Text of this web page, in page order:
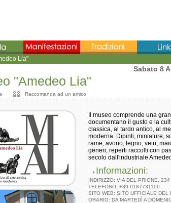
Lia"
Sabato 8
"Amedeo Lia"
Raccomanda ad un amico
Il museo comprende una
documentano il gusto e la
classica, al tardo antico, al
moderna. Dipinti, miniature,
rame, avorio, legno, vetri,
generi, reperti raccolti con
secolo dall'industriale
Informazioni:
INDIRIZZO: VIA DEL PRIONE,
TELEFONO: +39 0187731100
SITO WEB: SITO UFFICIALE DEL
ORARIO: DA MARTEDÌ A